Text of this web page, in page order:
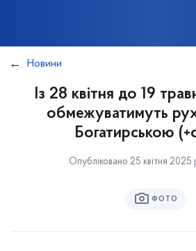
Новини
Із 28 квітня до 19
обмежуватимуть
Богатирською
Опубліковано 25 квітня 2025
ФОТО